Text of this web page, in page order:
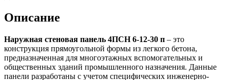
Описание
Наружная стеновая панель 4ПСН 6-12-30 п – это
конструкция прямоугольной формы из легкого бетона,
предназначенная для многоэтажных вспомогательных и
общественных зданий промышленного назначения. Данные
панели разработаны с учетом специфических инженерно-